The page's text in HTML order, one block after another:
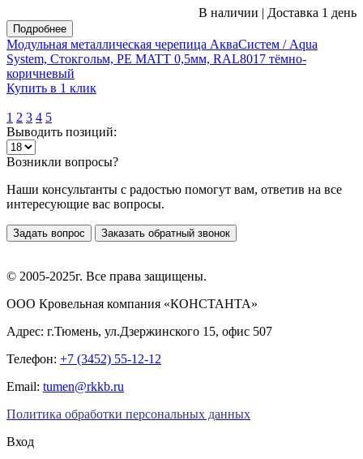
В наличии | Доставка 1 день
Подробнее
Модульная металлическая черепица АкваСистем / Aqua
System, Стокгольм, PE MATT 0,5мм, RAL8017 тёмно-
коричневый
Купить в 1 клик
1 2 3 4 5
Выводить позиций:
Возникли вопросы?
Наши консультанты с радостью помогут вам, ответив на все
интересующие вас вопросы.
Задать вопрос Заказать обратный звонок
© 2005-2025г. Все права защищены.
ООО Кровельная компания «КОНСТАНТА»
Адрес: г.Тюмень, ул.Дзержинского 15, офис 507
Телефон: +7 (3452) 55-12-12
Email: tumen@rkkb.ru
Политика обработки персональных данных
Вход